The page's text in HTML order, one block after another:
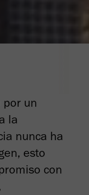
por un
la
nunca ha
esto
con